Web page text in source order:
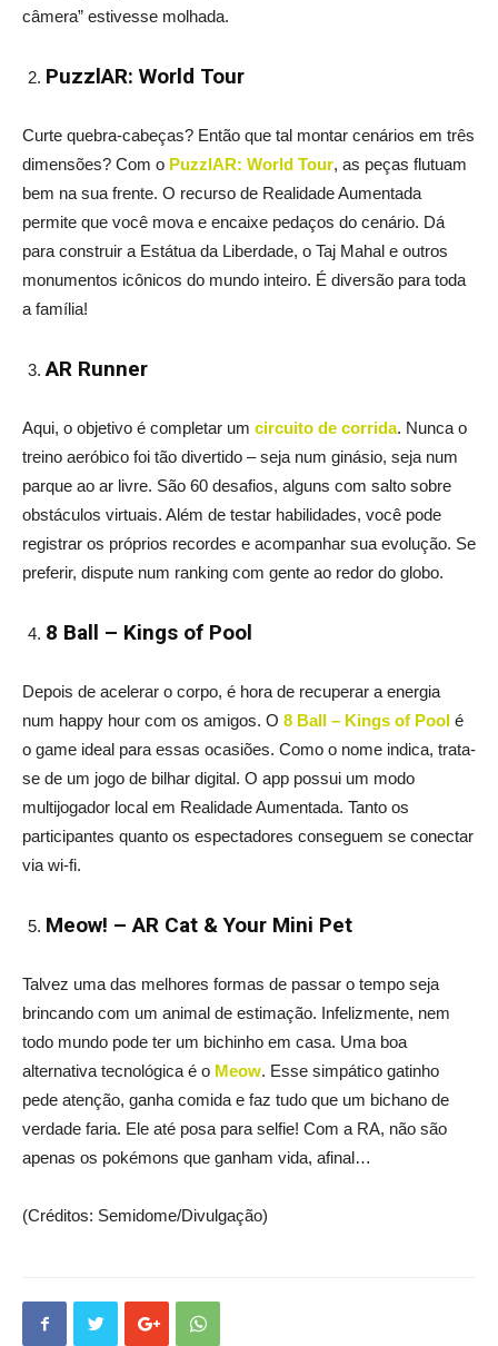
câmera” estivesse molhada.
PuzzlAR: World Tour
Curte quebra-cabeças? Então que tal montar cenários em três
dimensões? Com o PuzzlAR: World Tour, as peças flutuam
bem na sua frente. O recurso de Realidade Aumentada
permite que você mova e encaixe pedaços do cenário. Dá
para construir a Estátua da Liberdade, o Taj Mahal e outros
monumentos icônicos do mundo inteiro. É diversão para toda
a família!
AR Runner
Aqui, o objetivo é completar um circuito de corrida. Nunca o
treino aeróbico foi tão divertido – seja num ginásio, seja num
parque ao ar livre. São 60 desafios, alguns com salto sobre
obstáculos virtuais. Além de testar habilidades, você pode
registrar os próprios recordes e acompanhar sua evolução. Se
preferir, dispute num ranking com gente ao redor do globo.
8 Ball – Kings of Pool
Depois de acelerar o corpo, é hora de recuperar a energia
num happy hour com os amigos. O 8 Ball – Kings of Pool é
o game ideal para essas ocasiões. Como o nome indica, trata-
se de um jogo de bilhar digital. O app possui um modo
multijogador local em Realidade Aumentada. Tanto os
participantes quanto os espectadores conseguem se conectar
via wi-fi.
Meow! – AR Cat & Your Mini Pet
Talvez uma das melhores formas de passar o tempo seja
brincando com um animal de estimação. Infelizmente, nem
todo mundo pode ter um bichinho em casa. Uma boa
alternativa tecnológica é o Meow. Esse simpático gatinho
pede atenção, ganha comida e faz tudo que um bichano de
verdade faria. Ele até posa para selfie! Com a RA, não são
apenas os pokémons que ganham vida, afinal…
(Créditos: Semidome/Divulgação)